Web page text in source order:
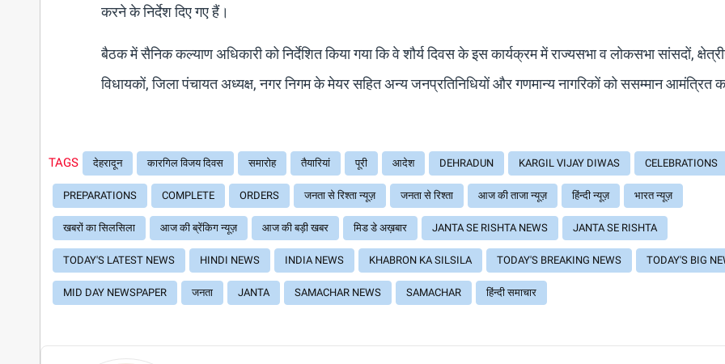
करने के निर्देश दिए गए हैं।
बैठक में सैनिक कल्याण अधिकारी को निर्देशित किया गया कि वे शौर्य दिवस के इस कार्यक्रम में राज्यसभा व लोकसभा सांसदों,
विधायकों, जिला पंचायत अध्यक्ष, नगर निगम के मेयर सहित अन्य जनप्रतिनिधियों और गणमान्य नागरिकों को ससम्मान आमंत्रित
TAGS देहरादून कारगिल विजय दिवस समारोह तैयारियां पूरी आदेश DEHRADUN KARGIL VIJAY DIWAS CELEBRATIONS
PREPARATIONS COMPLETE ORDERS जनता से रिश्ता न्यूज़ जनता से रिश्ता आज की ताजा न्यूज़ हिंन्दी न्यूज़ भारत न्यूज़
खबरों का सिलसिला आज की ब्रेंकिग न्यूज़ आज की बड़ी खबर मिड डे अख़बार JANTA SE RISHTA NEWS JANTA SE RISHTA
TODAY'S LATEST NEWS HINDI NEWS INDIA NEWS KHABRON KA SILSILA TODAY'S BREAKING NEWS TODAY'S BIG
MID DAY NEWSPAPER जनता JANTA SAMACHAR NEWS SAMACHAR हिंन्दी समाचार